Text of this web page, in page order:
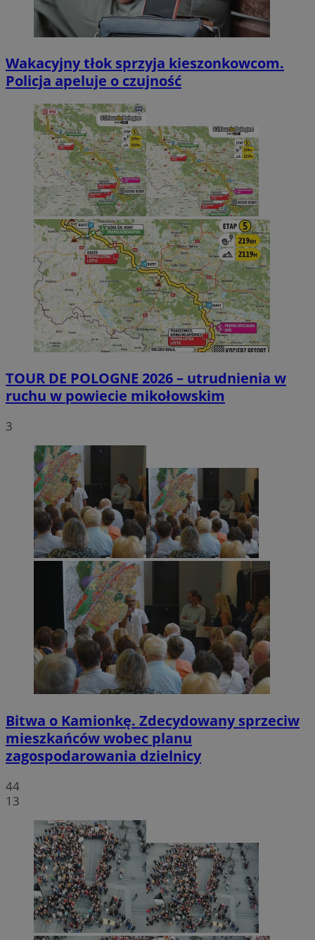
Wakacyjny tłok sprzyja kieszonkowcom.
Policja apeluje o czujność
TOUR DE POLOGNE 2026 – utrudnienia w
ruchu w powiecie mikołowskim
3
Bitwa o Kamionkę. Zdecydowany sprzeciw
mieszkańców wobec planu
zagospodarowania dzielnicy
44
13